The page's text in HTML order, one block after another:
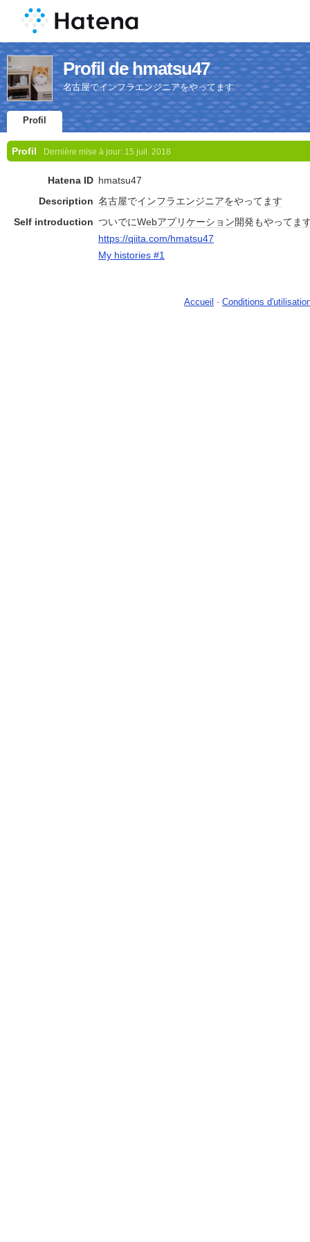
Profil de hmatsu47
名古屋でインフラエンジニアをやってます
Profil
Profil Dernière mise à jour: 15 juil. 2018
Hatena ID hmatsu47
Description 名古屋でインフラエンジニアをやってます
Self introduction ついでにWebアプリケーション開発もやってま
https://qiita.com/hmatsu47
My histories #1
Accueil - Conditions